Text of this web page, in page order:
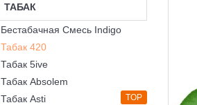
ТАБАК
Бестабачная Смесь Indigo
Табак 420
Табак 5ive
Табак Absolem
Табак Asti
TOP